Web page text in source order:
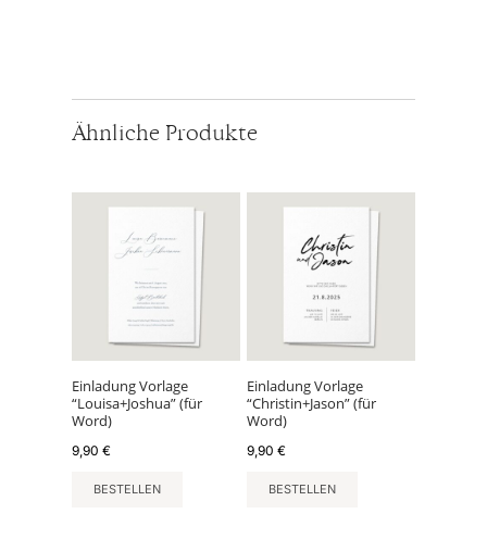
Ähnliche Produkte
Einladung Vorlage
“Louisa+Joshua” (für
Word)
9,90 €
BESTELLEN
Einladung Vorlage
“Christin+Jason” (für
Word)
9,90€
BESTELLEN